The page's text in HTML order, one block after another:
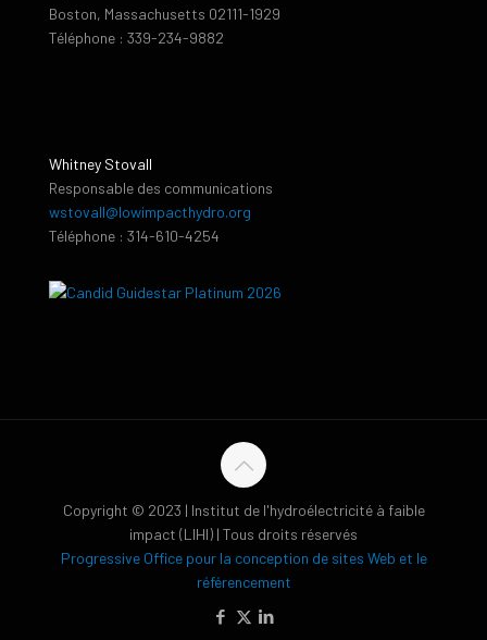
Boston, Massachusetts 02111-1929
Téléphone : 339-234-9882
Whitney Stovall
Responsable des communications
wstovall@lowimpacthydro.org
Téléphone : 314-610-4254
Copyright © 2023 | Institut de l'hydroélectricité à faible
impact (LIHI) | Tous droits réservés
Progressive Office pour la conception de sites Web et le
référencement